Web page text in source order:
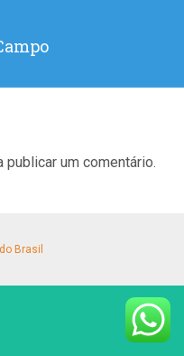
publicar um comentário.
Brasil